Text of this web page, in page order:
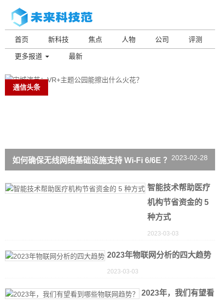
首页 新科技 焦点 人物 公司 评测
更多报道 最新
通信头条
如何确保无线网络基础设施支持 Wi-Fi 6/6E ？ 2023-02-28
智能技术帮助医疗
机构节省资金的 5
种方式
2023-03-03
2023年物联网分析的四大趋势
2023-03-03
2023年，我们有望看